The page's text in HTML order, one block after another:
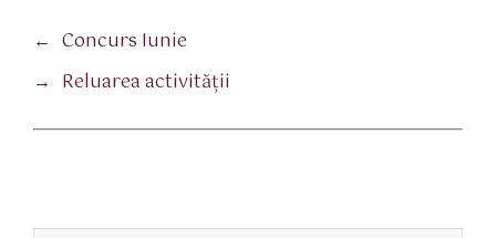
← Concurs Iunie
→ Reluarea activității